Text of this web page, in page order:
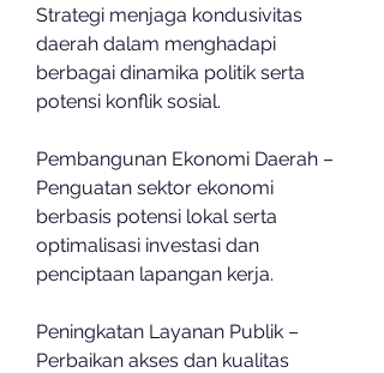
Strategi menjaga kondusivitas
daerah dalam menghadapi
berbagai dinamika politik serta
potensi konflik sosial.
Pembangunan Ekonomi Daerah –
Penguatan sektor ekonomi
berbasis potensi lokal serta
optimalisasi investasi dan
penciptaan lapangan kerja.
Peningkatan Layanan Publik –
Perbaikan akses dan kualitas